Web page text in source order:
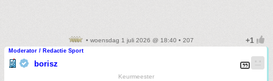
• woensdag 1 juli 2026 @ 18:40 • 207
Moderator / Redactie Sport
borisz
Keurmeester